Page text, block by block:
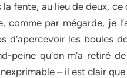
fente, au lieu de deux, ce
par mégarde, je
d’apercevoir les boules
peine qu’on m’a retiré
– il est clair